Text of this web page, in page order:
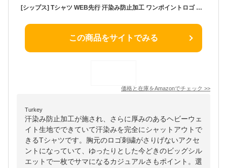
[シップス] Tシャツ WEB先行 汗染み防止加工 ワンポイントロゴ ビッグシルエットヘビーウェイトTシャツ メンズ 112170100 ブラック L
この商品をサイトでみる
価格と在庫をAmazonでチェック >>
Turkey
汗染み防止加工が施され、さらに厚みのあるヘビーウェ
イト生地でできていて汗染みを完全にシャットアウトで
きるTシャツです。胸元のロゴ刺繍がさりげないアクセ
ントになっていて、ゆったりとした今どきのビッグシル
エットで一枚でサマになるカジュアルさもポイント。選